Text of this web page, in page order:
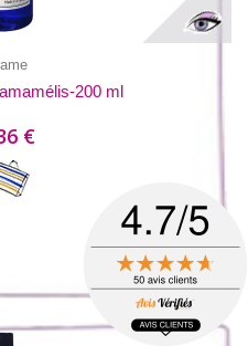
200 ml
€